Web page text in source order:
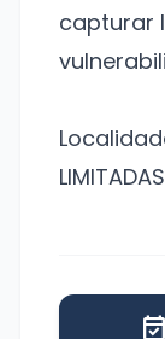
capturar
LIMITADAS
event_available